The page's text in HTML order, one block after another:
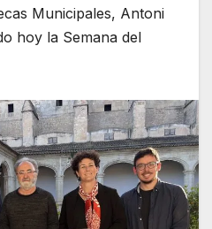
Municipales, Antoni
hoy la Semana del